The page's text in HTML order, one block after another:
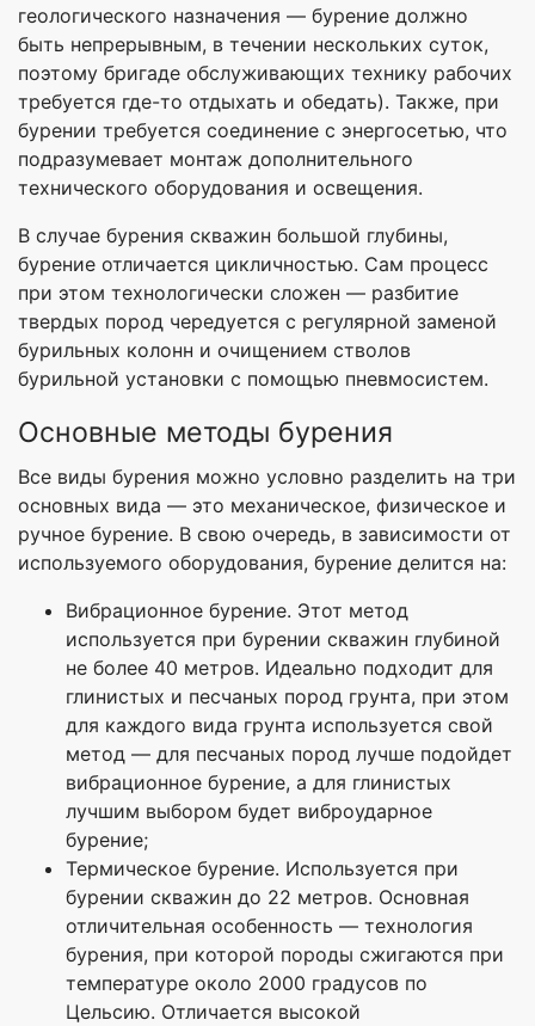
геологического назначения — бурение должно
быть непрерывным, в течении нескольких суток,
поэтому бригаде обслуживающих технику рабочих
требуется где-то отдыхать и обедать). Также, при
бурении требуется соединение с энергосетью, что
подразумевает монтаж дополнительного
технического оборудования и освещения.
В случае бурения скважин большой глубины,
бурение отличается цикличностью. Сам процесс
при этом технологически сложен — разбитие
твердых пород чередуется с регулярной заменой
бурильных колонн и очищением стволов
бурильной установки с помощью пневмосистем.
Основные методы бурения
Все виды бурения можно условно разделить на три
основных вида — это механическое, физическое и
ручное бурение. В свою очередь, в зависимости от
используемого оборудования, бурение делится на:
Вибрационное бурение. Этот метод
используется при бурении скважин глубиной
не более 40 метров. Идеально подходит для
глинистых и песчаных пород грунта, при этом
для каждого вида грунта используется свой
метод — для песчаных пород лучше подойдет
вибрационное бурение, а для глинистых
лучшим выбором будет виброударное
бурение;
Термическое бурение. Используется при
бурении скважин до 22 метров. Основная
отличительная особенность — технология
бурения, при которой породы сжигаются при
температуре около 2000 градусов по
Цельсию. Отличается высокой